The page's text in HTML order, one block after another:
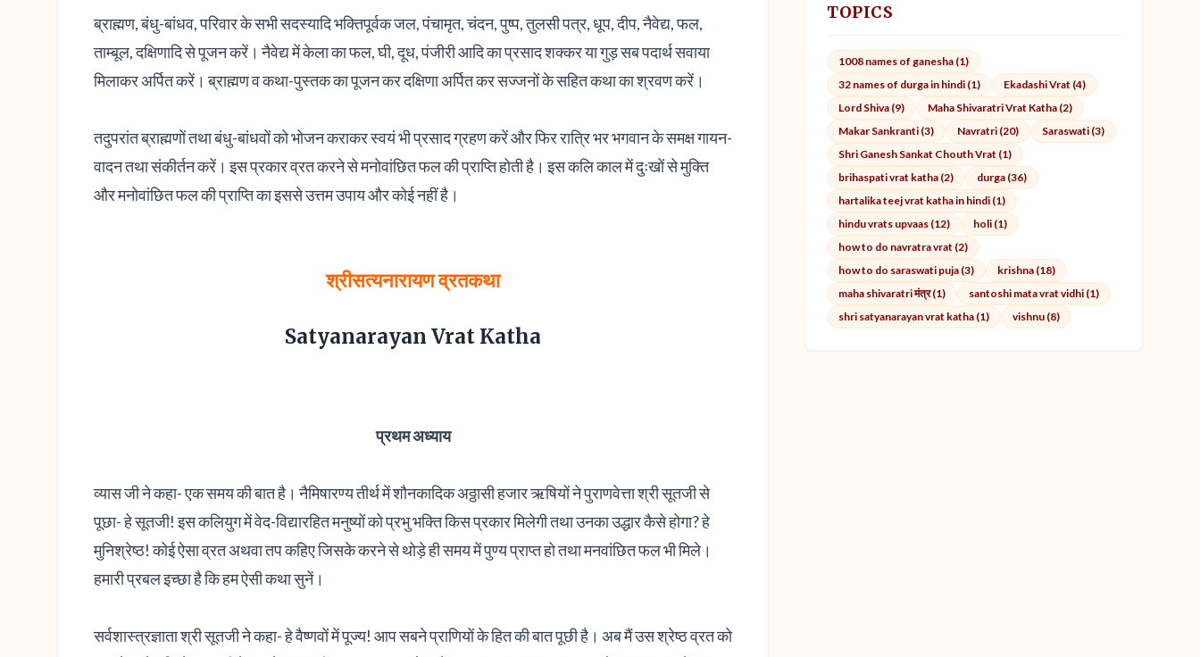
ब्राह्मण, बंधु-बांधव, परिवार के सभी सदस्यादि भक्तिपूर्वक जल, पंचामृत, चंदन, पुष्प, तुलसी पत्र, धूप, दीप, नैवेद्य, फल,
ताम्बूल, दक्षिणादि से पूजन करें। नैवेद्य में केला का फल, घी, दूध, पंजीरी आदि का प्रसाद शक्कर या गुड़ सब पदार्थ सवाया
मिलाकर अर्पित करें। ब्राह्मण व कथा-पुस्तक का पूजन कर दक्षिणा अर्पित कर सज्जनों के सहित कथा का श्रवण करें।
तदुपरांत ब्राह्मणों तथा बंधु-बांधवों को भोजन कराकर स्वयं भी प्रसाद ग्रहण करें और फिर रात्रि भर भगवान के समक्ष गायन-
वादन तथा संकीर्तन करें। इस प्रकार व्रत करने से मनोवांछित फल की प्राप्ति होती है। इस कलि काल में दुःखों से मुक्ति
और मनोवांछित फल की प्राप्ति का इससे उत्तम उपाय और कोई नहीं है।
श्रीसत्यनारायण व्रतकथा
Satyanarayan Vrat Katha
प्रथम अध्याय
व्यास जी ने कहा- एक समय की बात है। नैमिषारण्य तीर्थ में शौनकादिक अठ्ठासी हजार ऋषियों ने पुराणवेत्ता श्री सूतजी से
पूछा- हे सूतजी! इस कलियुग में वेद-विद्यारहित मनुष्यों को प्रभु भक्ति किस प्रकार मिलेगी तथा उनका उद्धार कैसे होगा? हे
मुनिश्रेष्ठ! कोई ऐसा व्रत अथवा तप कहिए जिसके करने से थोड़े ही समय में पुण्य प्राप्त हो तथा मनवांछित फल भी मिले।
हमारी प्रबल इच्छा है कि हम ऐसी कथा सुनें।
सर्वशास्त्रज्ञाता श्री सूतजी ने कहा- हे वैष्णवों में पूज्य! आप सबने प्राणियों के हित की बात पूछी है। अब मैं उस श्रेष्ठ व्रत को
TOPICS
1008 names of ganesha (1)
32 names of durga in hindi (1)
Ekadashi Vrat (4)
Lord Shiva (9)
Maha Shivaratri Vrat Katha (2)
Makar Sankranti (3)
Navratri (20)
Saraswati (3)
Shri Ganesh Sankat Chouth Vrat (1)
brihaspati vrat katha (2)
durga (36)
hartalika teej vrat katha in hindi (1)
hindu vrats upvaas (12)
holi (1)
how to do navratra vrat (2)
how to do saraswati puja (3)
krishna (18)
maha shivaratri मंत्र (1)
santoshi mata vrat vidhi (1)
shri satyanarayan vrat katha (1)
vishnu (8)